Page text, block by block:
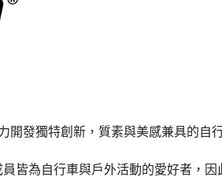
開發獨特創新，質素與美感兼具的自
皆為自行車與戶外活動的愛好者，